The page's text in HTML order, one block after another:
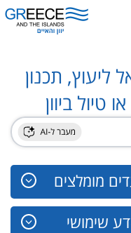
ליעוץ, תכנון
ביוון
מומלצים
שימושי